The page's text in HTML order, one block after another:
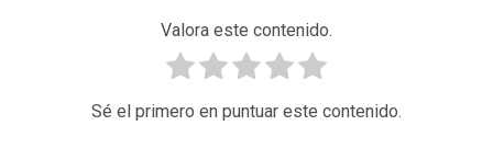
Valora este contenido.
Sé el primero en puntuar este contenido.